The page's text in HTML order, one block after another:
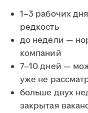
1–3 рабочих
редкость
до недели —
компаний
7–10 дней —
уже не
больше двух
закрытая